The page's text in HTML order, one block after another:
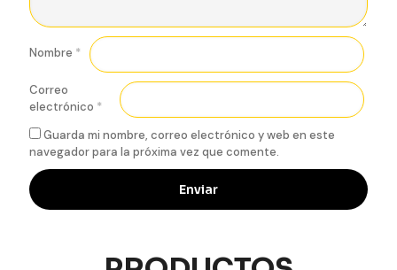
Nombre *
Correo
electrónico *
Guarda mi nombre, correo electrónico y web en este
navegador para la próxima vez que comente.